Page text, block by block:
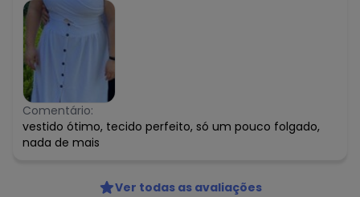
Comentário:
vestido ótimo, tecido perfeito, só um pouco folgado,
nada de mais
Ver todas as avaliações